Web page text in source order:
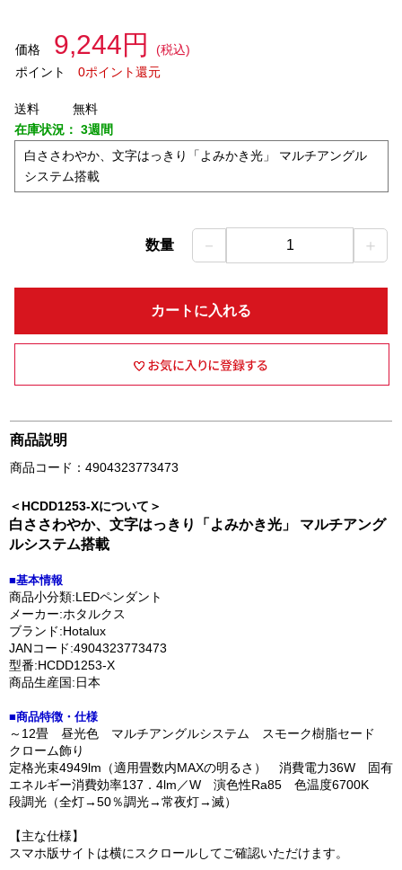
価格 9,244円
(税込)
ポイント
0ポイント還元
送料
無料
在庫状況： 3週間
白ささわやか、文字はっきり「よみかき光」 マルチアングル
システム搭載
数量 － 1 ＋
カートに入れる
商品説明
商品コード：4904323773473
＜HCDD1253-Xについて＞
白ささわやか、文字はっきり「よみかき光」 マルチアング
ルシステム搭載
■基本情報
商品小分類:LEDペンダント
メーカー:ホタルクス
ブランド:Hotalux
JANコード:4904323773473
型番:HCDD1253-X
商品生産国:日本
■商品特徴・仕様
～12畳 昼光色 マルチアングルシステム スモーク樹脂セード
クローム飾り
定格光束4949lm（適用畳数内MAXの明るさ） 消費電力36W 固有
エネルギー消費効率137．4lm／W 演色性Ra85 色温度6700K
段調光（全灯→50％調光→常夜灯→滅）
【主な仕様】
スマホ版サイトは横にスクロールしてご確認いただけます。